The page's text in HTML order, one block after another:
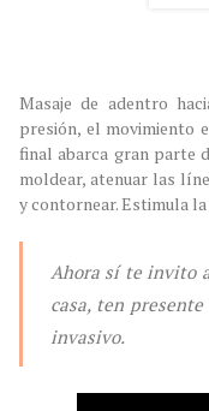
Masaje de adentro
presión, el movimiento
final abarca gran parte
moldear, atenuar las
y contornear. Estimula
Ahora sí te invito
casa, ten
invasivo.